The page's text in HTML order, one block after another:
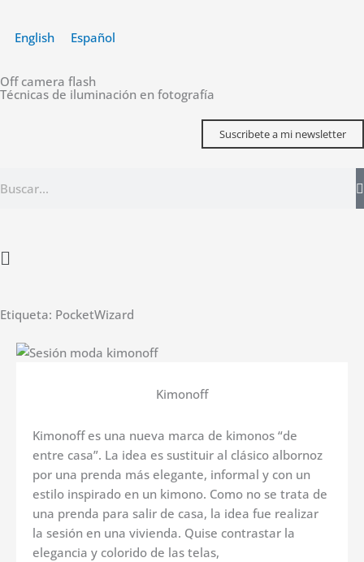
contenido
English Español
Off camera flash
Técnicas de iluminación en fotografía
Suscribete a mi newsletter
Main
Etiqueta: PocketWizard
Kimonoff
Kimonoff es una nueva marca de kimonos “de
entre casa”. La idea es sustituir al clásico albornoz
por una prenda más elegante, informal y con un
estilo inspirado en un kimono. Como no se trata de
una prenda para salir de casa, la idea fue realizar
la sesión en una vivienda. Quise contrastar la
elegancia y colorido de las telas,